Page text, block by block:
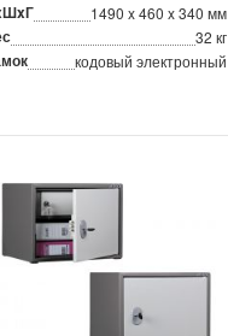
1490 x 460 x 340 мм
32 кг
кодовый электронный